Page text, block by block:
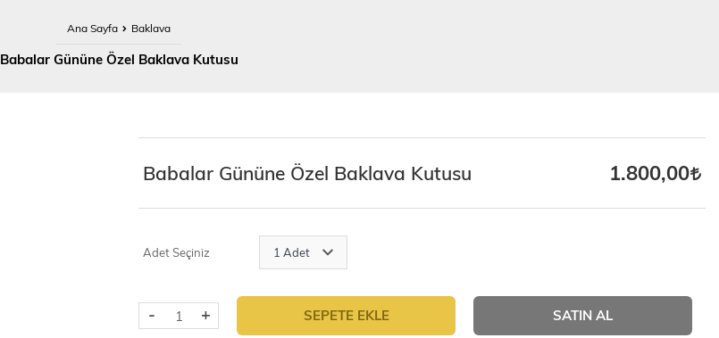
Ana Sayfa Baklava
Babalar Gününe Özel Baklava Kutusu
Babalar Gününe Özel Baklava Kutusu 1.800,00
Adet Seçiniz
- + SEPETE EKLE SATIN AL